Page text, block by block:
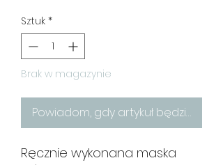
Sztuk *
Brak w magazynie
Powiadom, gdy artykuł będzie
Ręcznie wykonana maska